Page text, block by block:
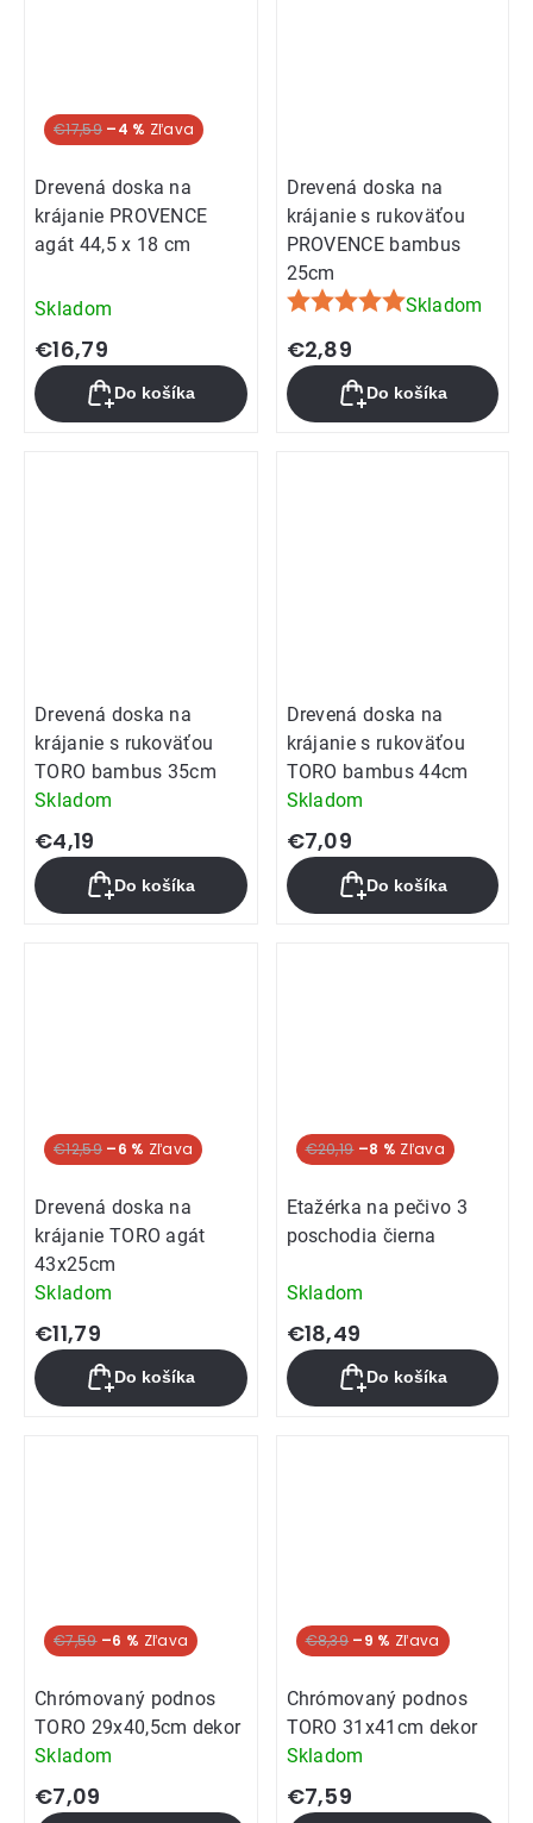
€17,59 –4 %
Drevená doska na
krájanie PROVENCE
agát 44,5 x 18 cm
Skladom
€16,79
Do košíka
Drevená doska na
krájanie s rukoväťou
PROVENCE bambus
25cm
Priemerné
hodnotenie
produktu
je
5,0
Skladom
€2,89
Do košíka
Drevená doska na
krájanie s rukoväťou
TORO bambus 35cm
Skladom
€4,19
Do košíka
Drevená doska na
krájanie s rukoväťou
TORO bambus 44cm
Skladom
€7,09
Do košíka
€12,59 –6 %
Drevená doska na
krájanie TORO agát
43x25cm
Skladom
€11,79
Do košíka
€20,19 –8 %
Etažérka na pečivo 3
poschodia čierna
Skladom
€18,49
Do košíka
€7,59 –6 %
Chrómovaný podnos
TORO 29x40,5cm dekor
Skladom
€7,09
€8,39 –9 %
Chrómovaný podnos
TORO 31x41cm dekor
Skladom
€7,59